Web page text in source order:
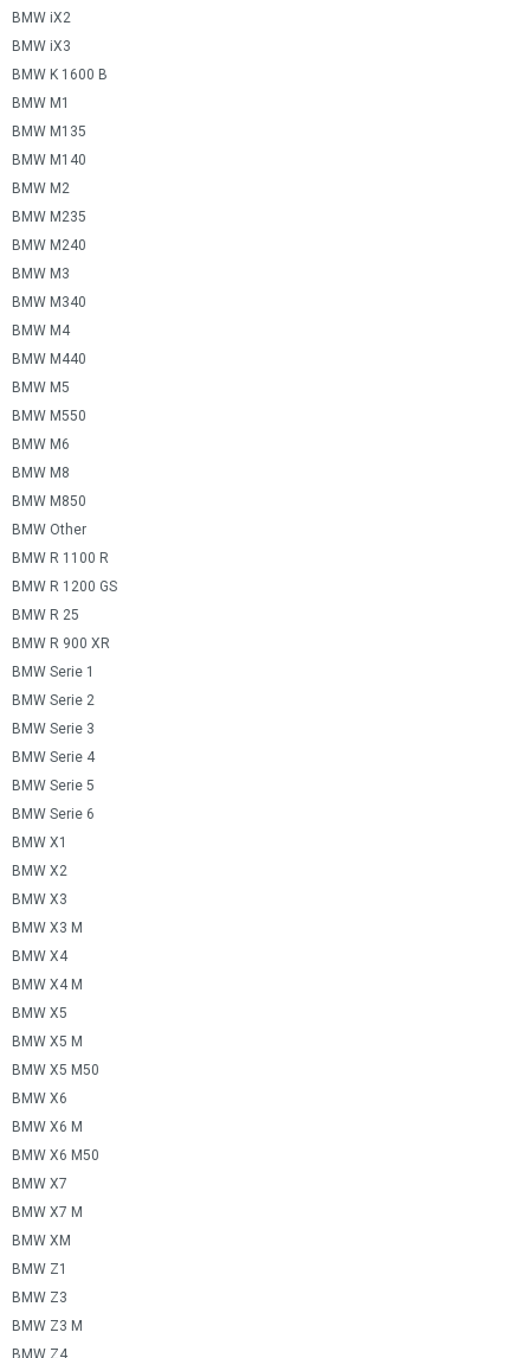
BMW iX2
BMW iX3
BMW K 1600 B
BMW M1
BMW M135
BMW M140
BMW M2
BMW M235
BMW M240
BMW M3
BMW M340
BMW M4
BMW M440
BMW M5
BMW M550
BMW M6
BMW M8
BMW M850
BMW Other
BMW R 1100 R
BMW R 1200 GS
BMW R 25
BMW R 900 XR
BMW Serie 1
BMW Serie 2
BMW Serie 3
BMW Serie 4
BMW Serie 5
BMW Serie 6
BMW X1
BMW X2
BMW X3
BMW X3 M
BMW X4
BMW X4 M
BMW X5
BMW X5 M
BMW X5 M50
BMW X6
BMW X6 M
BMW X6 M50
BMW X7
BMW X7 M
BMW XM
BMW Z1
BMW Z3
BMW Z3 M